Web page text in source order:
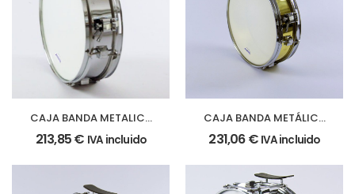
CAJA BANDA METALICA
35,5 Ø x 10 cm. (14″ Ø x
4″) casco cromado
213,85€ IVA incluido
CAJA BANDA METÁLICA
35,5 Ø x 10 cm. (14″ Ø x
4″) casco dorado
231,06€ IVA incluido